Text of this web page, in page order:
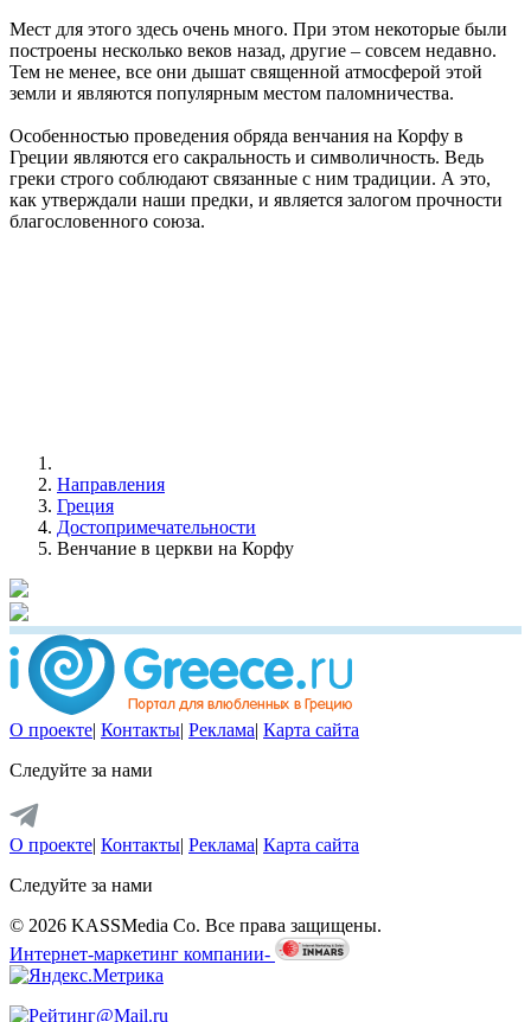
Мест для этого здесь очень много. При этом некоторые были
построены несколько веков назад, другие – совсем недавно.
Тем не менее, все они дышат священной атмосферой этой
земли и являются популярным местом паломничества.
Особенностью проведения обряда венчания на Корфу в
Греции являются его сакральность и символичность. Ведь
греки строго соблюдают связанные с ним традиции. А это,
как утверждали наши предки, и является залогом прочности
благословенного союза.
Направления
Греция
Достопримечательности
Венчание в церкви на Корфу
О проекте| Контакты| Реклама| Карта сайта
Следуйте за нами
О проекте| Контакты| Реклама| Карта сайта
Следуйте за нами
© 2026 KASSMedia Co. Все права защищены.
Интернет-маркетинг компании-